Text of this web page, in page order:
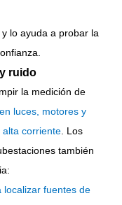
lo ayuda a probar la
ruido
la medición de
luces, motores y
corriente . Los
también
localizar fuentes de